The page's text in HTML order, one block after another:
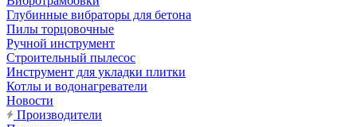
Глубинные вибраторы для бетона
Пилы торцовочные
Ручной инструмент
Строительный пылесос
Инструмент для укладки плитки
Котлы и водонагреватели
Новости
Производители